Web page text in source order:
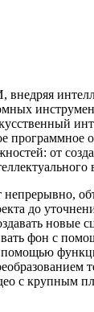
от
до
фон с
помощью
с крупным